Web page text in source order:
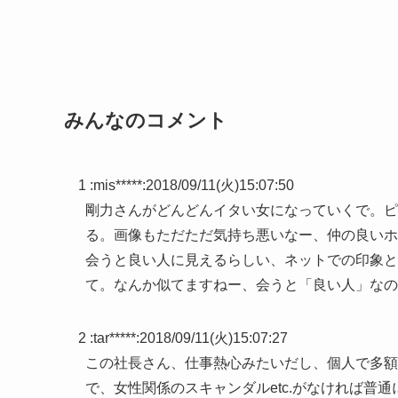
みんなのコメント
1 :mis*****:2018/09/11(火)15:07:50
剛力さんがどんどんイタい女になっていくで。
る。画像もただただ気持ち悪いなー、仲の良い
会うと良い人に見えるらしい、ネットでの印象
て。なんか似てますねー、会うと「良い人」な
2 :tar*****:2018/09/11(火)15:07:27
この社長さん、仕事熱心みたいだし、個人で多
で、女性関係のスキャンダルetc.がなければ普